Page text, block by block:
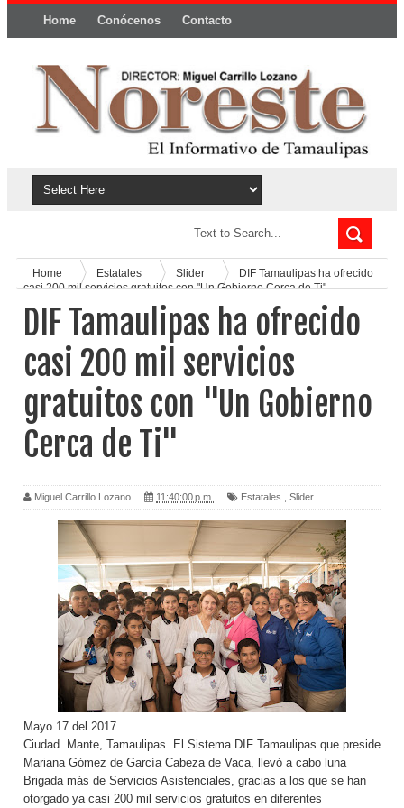
Home Conócenos Contacto
Home Estatales Slider
DIF Tamaulipas ha ofrecido
casi 200 mil servicios gratuitos con "Un Gobierno Cerca de Ti"
DIF Tamaulipas ha ofrecido
casi 200 mil servicios
gratuitos con "Un Gobierno
Cerca de Ti"
Miguel Carrillo Lozano 11:40:00 p.m. Estatales Slider
Mayo 17 del 2017
Ciudad. Mante, Tamaulipas. El Sistema DIF Tamaulipas que preside
Mariana Gómez de García Cabeza de Vaca, llevó a cabo luna
Brigada más de Servicios Asistenciales, gracias a los que se han
otorgado ya casi 200 mil servicios gratuitos en diferentes